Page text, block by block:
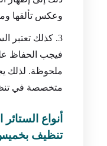
وعكس تألقها
كذلك تعتبر
فيجب الحفاظ
ملحوظة. لذلك
متخصصة في
أنواع
تنظيف